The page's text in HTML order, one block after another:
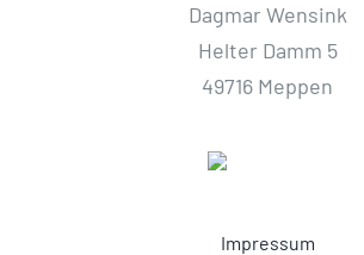
Dagmar Wensink
Helter Damm 5
49716 Meppen
Impressum